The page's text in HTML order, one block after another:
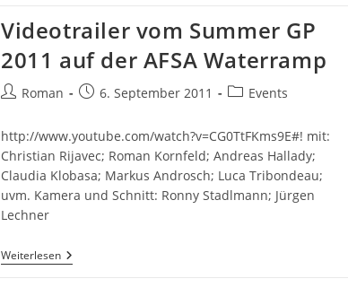
Videotrailer vom Summer GP
2011 auf der AFSA Waterramp
Beitrags-
Roman
Beitrag6. September 2011
Beitrags-
Events
http://www.youtube.com/watch?v=CG0TtFKms9E#! mit:
Christian Rijavec; Roman Kornfeld; Andreas Hallady;
Claudia Klobasa; Markus Androsch; Luca Tribondeau;
uvm. Kamera und Schnitt: Ronny Stadlmann; Jürgen
Lechner
WeiterlesenVideotrailer
Vom